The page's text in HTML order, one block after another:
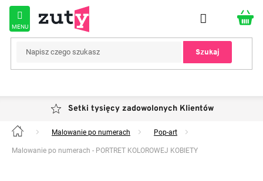
Przejść
treści
Szukaj
Setki tysięcy zadowolonych Klientów
Home Malowanie po numerach Pop-art
Malowanie po numerach - PORTRET KOLOROWEJ KOBIETY